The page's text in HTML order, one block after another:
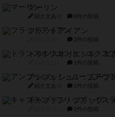
マーリン
紹介文あり 6件の投稿
フラットアイアン
2件の投稿
トランスオリエント・エ
1件の投稿
アンブッシュ！：ムーブ
紹介文あり 1件の投稿
キャプテン・フリップ：
2件の投稿